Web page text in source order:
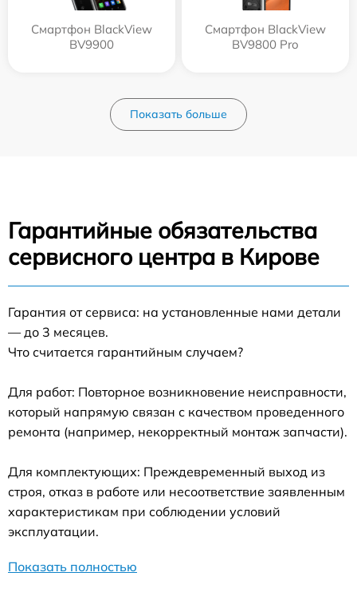
Смартфон BlackView
BV9900
Смартфон BlackView
BV9800 Pro
Показать больше
Гарантийные обязательства
сервисного центра в Кирове
Гарантия от сервиса: на установленные нами детали
— до 3 месяцев.
Что считается гарантийным случаем?
Для работ: Повторное возникновение неисправности,
который напрямую связан с качеством проведенного
ремонта (например, некорректный монтаж запчасти).
Для комплектующих: Преждевременный выход из
строя, отказ в работе или несоответствие заявленным
характеристикам при соблюдении условий
эксплуатации.
Показать полностью